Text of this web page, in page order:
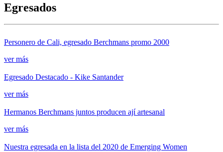
Egresados
Personero de Cali, egresado Berchmans promo 2000
ver más
Egresado Destacado - Kike Santander
ver más
Hermanos Berchmans juntos producen ají artesanal
ver más
Nuestra egresada en la lista del 2020 de Emerging Women